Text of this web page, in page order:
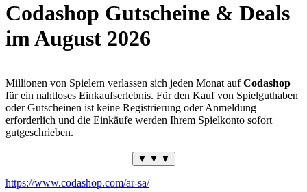
Codashop Gutscheine & Deals
im August 2026
Millionen von Spielern verlassen sich jeden Monat aufCodashop
für ein nahtloses Einkaufserlebnis. Für den Kauf von Spielguthaben
oder Gutscheinen ist keine Registrierung oder Anmeldung
erforderlich und die Einkäufe werden Ihrem Spielkonto sofort
gutgeschrieben.
Codashop ist eine der größten und vertrauenswürdigsten Reload-
▼ ▼ ▼
https://www.codashop.com/ar-sa/